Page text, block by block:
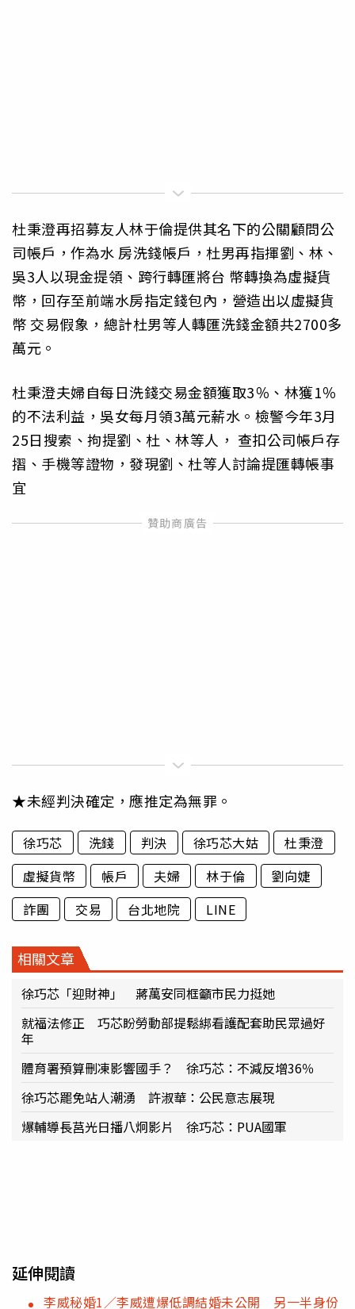
杜秉澄再招募友人林于倫提供其名下的公關顧問公
司帳戶，作為水 房洗錢帳戶，杜男再指揮劉、林、
吳3人以現金提領、跨行轉匯將台 幣轉換為虛擬貨
幣，回存至前端水房指定錢包內，營造出以虛擬貨
幣 交易假象，總計杜男等人轉匯洗錢金額共2700多
萬元。
杜秉澄夫婦自每日洗錢交易金額獲取3％、林獲1％
的不法利益，吳女每月領3萬元薪水。檢警今年3月
25日搜索、拘提劉、杜、林等人， 查扣公司帳戶存
摺、手機等證物，發現劉、杜等人討論提匯轉帳事
宜
★未經判決確定，應推定為無罪。
徐巧芯 洗錢 判決 徐巧芯大姑
杜秉澄
虛擬貨幣
帳戶 夫婦 林于倫
劉向婕
詐團
交易 台北地院 LINE
相關文章
徐巧芯「迎財神」 蔣萬安同框籲市民力挺她
就福法修正 巧芯盼勞動部提鬆綁看護配套助民眾過好
年
體育署預算刪凍影響國手？ 徐巧芯：不減反增36％
徐巧芯罷免站人潮湧 許淑華：公民意志展現
爆輔導長莒光日播八炯影片 徐巧芯：PUA國軍
延伸閱讀
李威秘婚1／李威遭爆低調結婚未公開 另一半身份